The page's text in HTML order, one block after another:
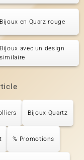
Bijoux en Quarz rouge
Bijoux avec un design
similaire
Bijoux Quartz
% Promotions